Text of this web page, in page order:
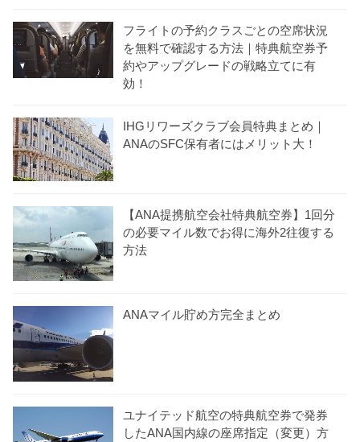
フライトの予約クラスごとの空席状況
を無料で確認する方法｜特典航空券予
約やアップグレードの戦略立てに有
効！
IHGリワーズクラブ会員特典まとめ｜
ANAのSFC保有者にはメリット大！
【ANA提携航空会社特典航空券】1回分
の必要マイル数でお得に海外2往復する
方法
ANAマイル貯め方完全まとめ
ユナイテッド航空の特典航空券で発券
したANA国内線の座席指定（変更）方